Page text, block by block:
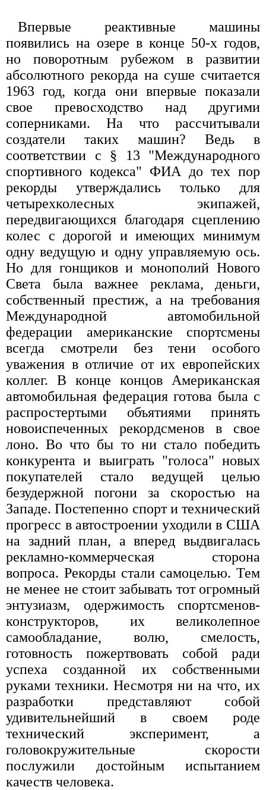
Впервые реактивные машины
появились на озере в конце 50-х годов,
но поворотным рубежом в развитии
абсолютного рекорда на суше считается
1963 год, когда они впервые показали
свое превосходство над другими
соперниками. На что рассчитывали
создатели таких машин? Ведь в
соответствии с § 13 "Международного
спортивного кодекса" ФИА до тех пор
рекорды утверждались только для
четырехколесных экипажей,
передвигающихся благодаря сцеплению
колес с дорогой и имеющих минимум
одну ведущую и одну управляемую ось.
Но для гонщиков и монополий Нового
Света была важнее реклама, деньги,
собственный престиж, а на требования
Международной автомобильной
федерации американские спортсмены
всегда смотрели без тени особого
уважения в отличие от их европейских
коллег. В конце концов Американская
автомобильная федерация готова была с
распростертыми объятиями принять
новоиспеченных рекордсменов в свое
лоно. Во что бы то ни стало победить
конкурента и выиграть "голоса" новых
покупателей стало ведущей целью
безудержной погони за скоростью на
Западе. Постепенно спорт и технический
прогресс в автостроении уходили в США
на задний план, а вперед выдвигалась
рекламно-коммерческая сторона
вопроса. Рекорды стали самоцелью. Тем
не менее не стоит забывать тот огромный
энтузиазм, одержимость спортсменов-
конструкторов, их великолепное
самообладание, волю, смелость,
готовность пожертвовать собой ради
успеха созданной их собственными
руками техники. Несмотря ни на что, их
разработки представляют собой
удивительнейший в своем роде
технический эксперимент, а
головокружительные скорости
послужили достойным испытанием
качеств человека.